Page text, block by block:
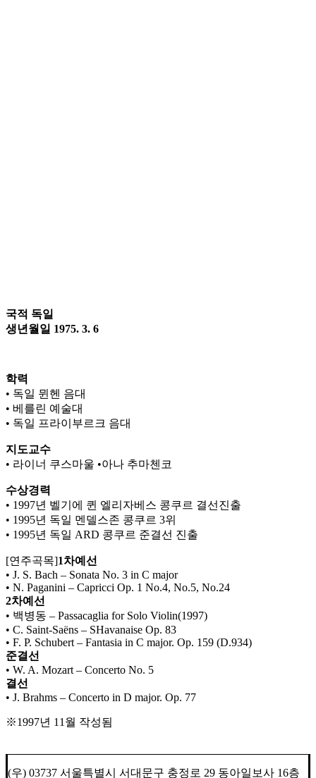
국적 독일
생년월일 1975. 3. 6
학력
• 독일 뮌헨 음대
• 베를린 예술대
• 독일 프라이부르크 음대
지도교수
• 라이너 쿠스마울 •아나 추마첸코
수상경력
• 1997년 벨기에 퀸 엘리자베스 콩쿠르 결선진출
• 1995년 독일 멘델스존 콩쿠르 3위
• 1995년 독일 ARD 콩쿠르 준결선 진출
[연주곡목]1차예선
• J. S. Bach – Sonata No. 3 in C major
• N. Paganini – Capricci Op. 1 No.4, No.5, No.24
2차예선
• 백병동 – Passacaglia for Solo Violin(1997)
• C. Saint-Saëns – SHavanaise Op. 83
• F. P. Schubert – Fantasia in C major. Op. 159 (D.934)
준결선
• W. A. Mozart – Concerto No. 5
결선
• J. Brahms – Concerto in D major. Op. 77
※1997년 11월 작성됨
(우) 03737 서울특별시 서대문구 충정로 29 동아일보사 16층